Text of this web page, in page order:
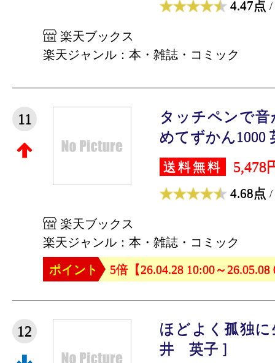
4.47点 /
楽天ブックス
楽天ジャンル：本・雑誌・コミック
11
タッチペンで
めてずかん1000
送料無料 5,478
4.68点 /
楽天ブックス
楽天ジャンル：本・雑誌・コミック
ポイント
5倍【26.04.28 10:00～26.05.08
12
ほどよく孤独
井 英子 ]